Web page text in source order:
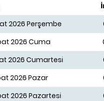
2026 Perşembe
2026 Cuma
2026 Cumartesi
2026 Pazar
2026 Pazartesi